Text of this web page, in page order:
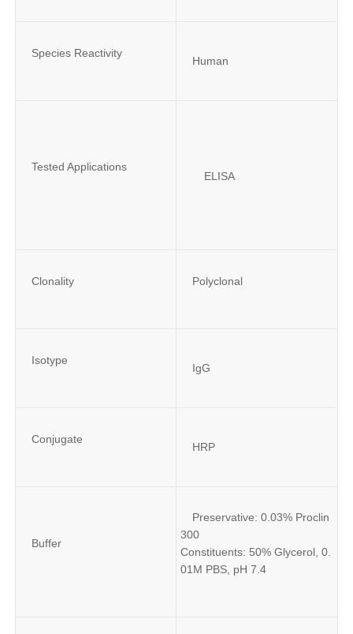
Species Reactivity
Human
Tested Applications
ELISA
Clonality Polyclonal
Isotype
IgG
Conjugate
HRP
Buffer
Preservative: 0.03% Proclin
300
Constituents: 50% Glycerol, 0.
01M PBS, pH 7.4